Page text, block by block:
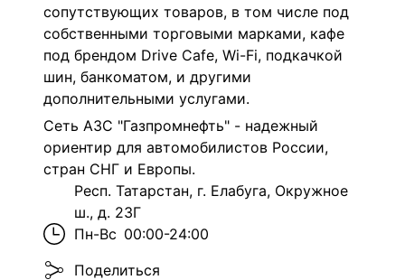
сопутствующих товаров, в том числе под
собственными торговыми марками, кафе
под брендом Drive Cafe, Wi-Fi, подкачкой
шин, банкоматом, и другими
дополнительными услугами.
Сеть АЗС "Газпромнефть" - надежный
ориентир для автомобилистов России,
стран СНГ и Европы.
Респ. Татарстан, г. Елабуга, Окружное
ш., д. 23Г
Пн-Вс 00:00-24:00
Поделиться